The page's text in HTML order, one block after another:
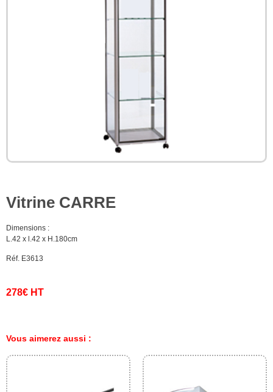
Vitrine CARRE
Dimensions :
L.42 x l.42 x H.180cm
Réf. E3613
278€ HT
Vous aimerez aussi :